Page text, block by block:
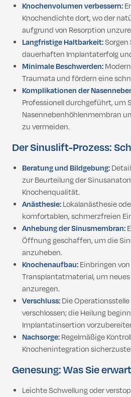
Knochenvolumen verbessern:
Knochendichte dort, wo der
aufgrund von Resorption
Langfristige Haltbarkeit:Sorgen
dauerhaften Implantaterfolg
Minimale Beschwerden:
Traumata und fördern eine
Komplikationen der
Professionell durchgeführt, um
Nasennebenhöhlenmembran
zu vermeiden.
Der Sinuslift-Prozess:
Beratung und Bildgebung:
zur Beurteilung der
Knochenqualität.
Anästhesie:Lokalanästhesie
komfortablen, schmerzfreien
Anhebung der Sinusmembran:
Öffnung geschaffen, um die
anzuheben.
Knochenaufbau:Einbringen
Transplantatmaterial, um
anzuregen.
Verschluss:Die
verschlossen; die Heilung
Implantatinsertion
Nachsorge:Regelmäßige
Knochenintegration
Genesung: Was Sie
Leichte Schwellung oder